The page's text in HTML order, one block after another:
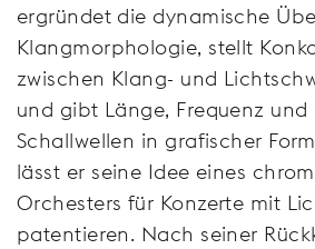
ergründet die dynamische
Klangmorphologie, stellt
zwischen Klang- und
und gibt Länge, Frequenz und
Schallwellen in grafischer Form
lässt er seine Idee eines
Orchesters für Konzerte mit
patentieren. Nach seiner